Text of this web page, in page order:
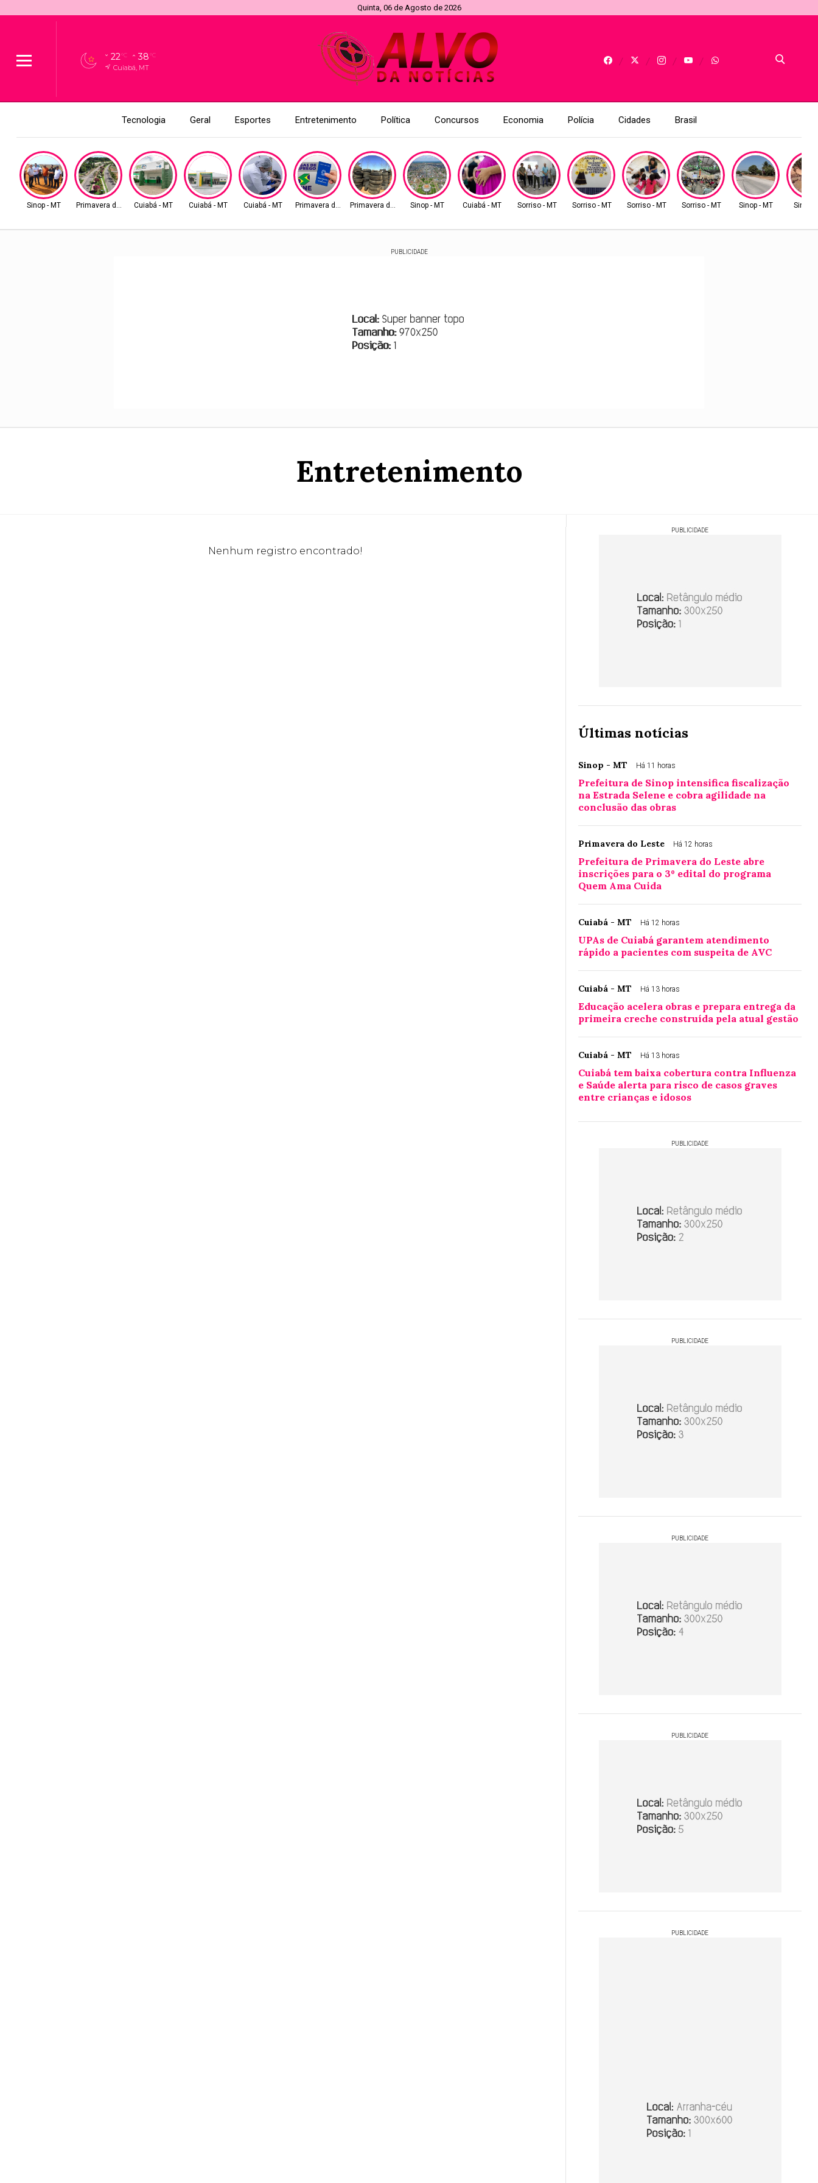
Quinta, 06 de Agosto de 2026
22°C 38°C
Cuiabá, MT
Tecnologia Geral Esportes Entretenimento Política Concursos Economia Polícia Cidades Brasil
Sinop - MT Primavera do LesteCuiabá - MT Cuiabá - MT Cuiabá - MT Primavera do LestePrimavera do LesteSinop - MT Cuiabá - MT Sorriso - MT Sorriso - MT Sorriso - MT Sorriso - MT Sinop - MT Sinop -
PUBLICIDADE
Entretenimento
Nenhum registro encontrado!
PUBLICIDADE
Últimas notícias
Sinop - MT Há 11 horas
Prefeitura de Sinop intensifica fiscalização
na Estrada Selene e cobra agilidade na
conclusão das obras
Primavera do Leste Há 12 horas
Prefeitura de Primavera do Leste abre
inscrições para o 3º edital do programa
Quem Ama Cuida
Cuiabá - MT Há 12 horas
UPAs de Cuiabá garantem atendimento
rápido a pacientes com suspeita de AVC
Cuiabá - MT Há 13 horas
Educação acelera obras e prepara entrega da
primeira creche construída pela atual gestão
Cuiabá - MT Há 13 horas
Cuiabá tem baixa cobertura contra Influenza
e Saúde alerta para risco de casos graves
entre crianças e idosos
PUBLICIDADE
PUBLICIDADE
PUBLICIDADE
PUBLICIDADE
PUBLICIDADE